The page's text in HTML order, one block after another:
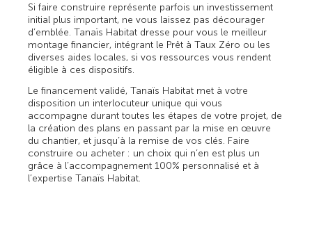
Si faire construire représente parfois un investissement
initial plus important, ne vous laissez pas décourager
d’emblée. Tanaïs Habitat dresse pour vous le meilleur
montage financier, intégrant le Prêt à Taux Zéro ou les
diverses aides locales, si vos ressources vous rendent
éligible à ces dispositifs.
Le financement validé, Tanaïs Habitat met à votre
disposition un interlocuteur unique qui vous
accompagne durant toutes les étapes de votre projet, de
la création des plans en passant par la mise en œuvre
du chantier, et jusqu’à la remise de vos clés. Faire
construire ou acheter : un choix qui n’en est plus un
grâce à l’accompagnement 100% personnalisé et à
l’expertise Tanaïs Habitat.